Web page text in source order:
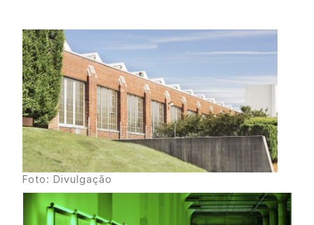
Foto: Divulgação